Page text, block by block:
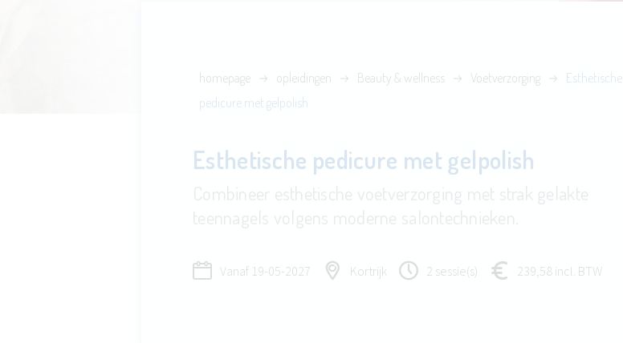
homepage opleidingen Beauty & wellness Voetverzorging
Esthetische
pedicure met gelpolish
Esthetische pedicure met gelpolish
Vanaf 19-05-2027 Kortrijk 2 sessie(s) 239,58 incl. BTW